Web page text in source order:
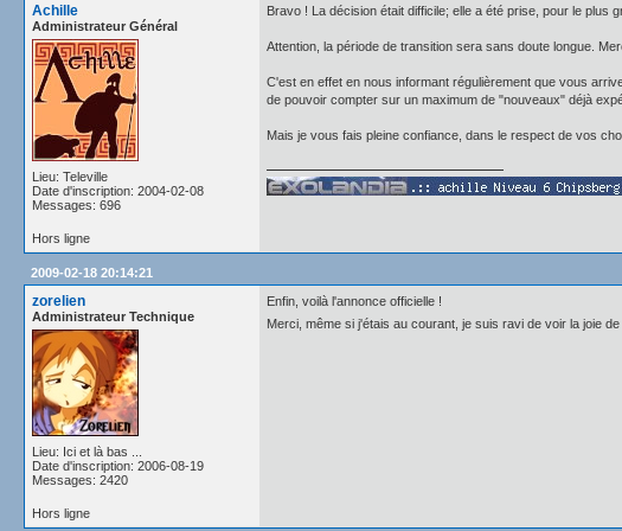
Achille
Administrateur Général
Lieu: Televille
Date d'inscription: 2004-02-08
Messages: 696
Bravo ! La décision était difficile; elle a été prise, pour le plus
Attention, la période de transition sera sans doute longue.
C'est en effet en nous informant régulièrement que vous
de pouvoir compter sur un maximum de "nouveaux" déjà
Mais je vous fais pleine confiance, dans le respect de vos
Hors ligne
2009-02-18 20:14:21
zorelien
Administrateur Technique
Lieu: Ici et là bas ...
Date d'inscription: 2006-08-19
Messages: 2420
Enfin, voilà l'annonce officielle !
Merci, même si j'étais au courant, je suis ravi de voir la joie
Hors ligne